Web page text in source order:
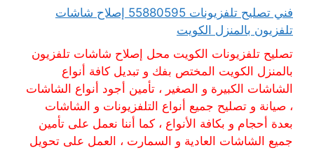
فني تصليح تلفزيونات 55880595 إصلاح شاشات
تلفزيون بالمنزل الكويت
تصليح تلفزيونات الكويت محل إصلاح شاشات تلفزيون
بالمنزل الكويت المختص بفك و تبديل كافة أنواع
الشاشات الكبيرة و الصغير ، تأمين أجود أنواع الشاشات
، صيانة و تصليح جميع أنواع التلفزيونات و الشاشات
بعدة أحجام و بكافة الأنواع ، كما أننا نعمل على تأمين
جميع الشاشات العادية و السمارت ، العمل على تحويل